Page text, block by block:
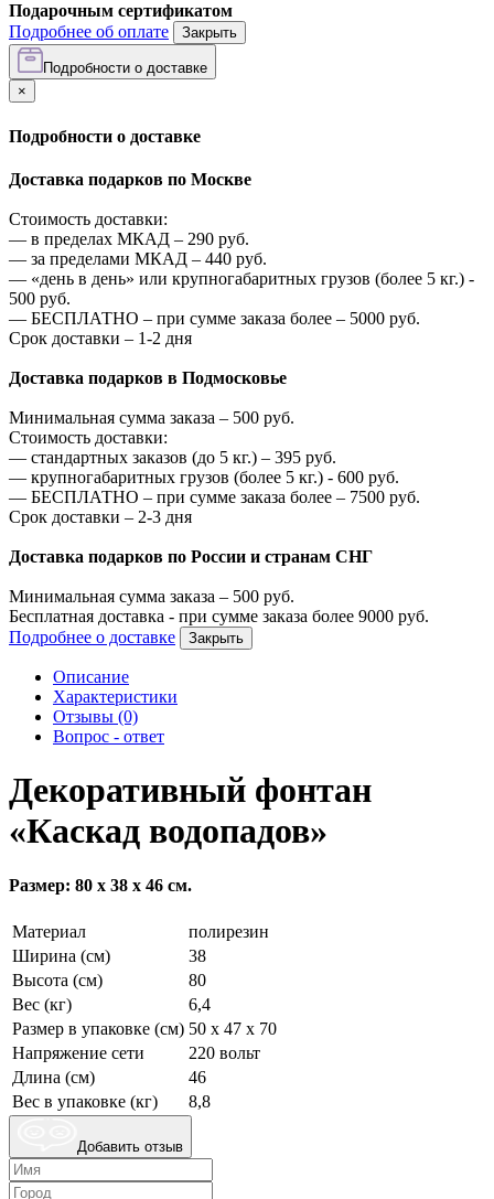
Подарочным сертификатом
Подробнее об оплате
Закрыть
Подробности о доставке
×
Подробности о доставке
Доставка подарков по Москве
Стоимость доставки:
— в пределах МКАД – 290 руб.
— за пределами МКАД – 440 руб.
— «день в день» или крупногабаритных грузов (более 5 кг.) -
500 руб.
— БЕСПЛАТНО – при сумме заказа более – 5000 руб.
Срок доставки – 1-2 дня
Доставка подарков в Подмосковье
Минимальная сумма заказа – 500 руб.
Стоимость доставки:
— стандартных заказов (до 5 кг.) – 395 руб.
— крупногабаритных грузов (более 5 кг.) - 600 руб.
— БЕСПЛАТНО – при сумме заказа более – 7500 руб.
Срок доставки – 2-3 дня
Доставка подарков по России и странам СНГ
Минимальная сумма заказа – 500 руб.
Бесплатная доставка - при сумме заказа более 9000 руб.
Подробнее о доставке
Закрыть
Описание
Характеристики
Отзывы (0)
Вопрос - ответ
Декоративный фонтан
«Каскад водопадов»
Размер: 80 х 38 х 46 см.
Материал
полирезин
Ширина (см)
38
Высота (см)
80
Вес (кг)
6,4
Размер в упаковке (см) 50 х 47 х 70
Напряжение сети
220 вольт
Длина (см)
46
Вес в упаковке (кг)
8,8
Добавить отзыв